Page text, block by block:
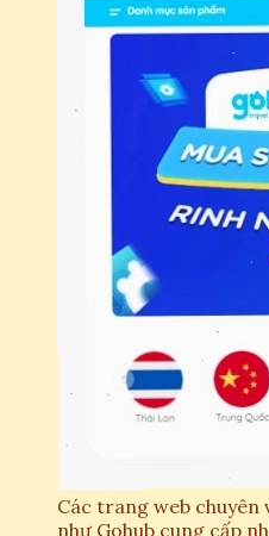
Các trang web chuyên
như Gohub cung cấp